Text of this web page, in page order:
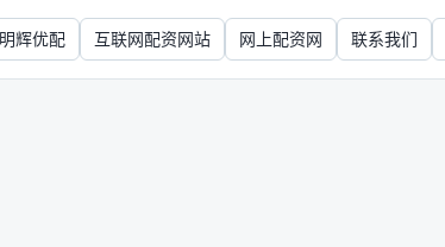
明辉优配 互联网配资网站 网上配资网 联系我们